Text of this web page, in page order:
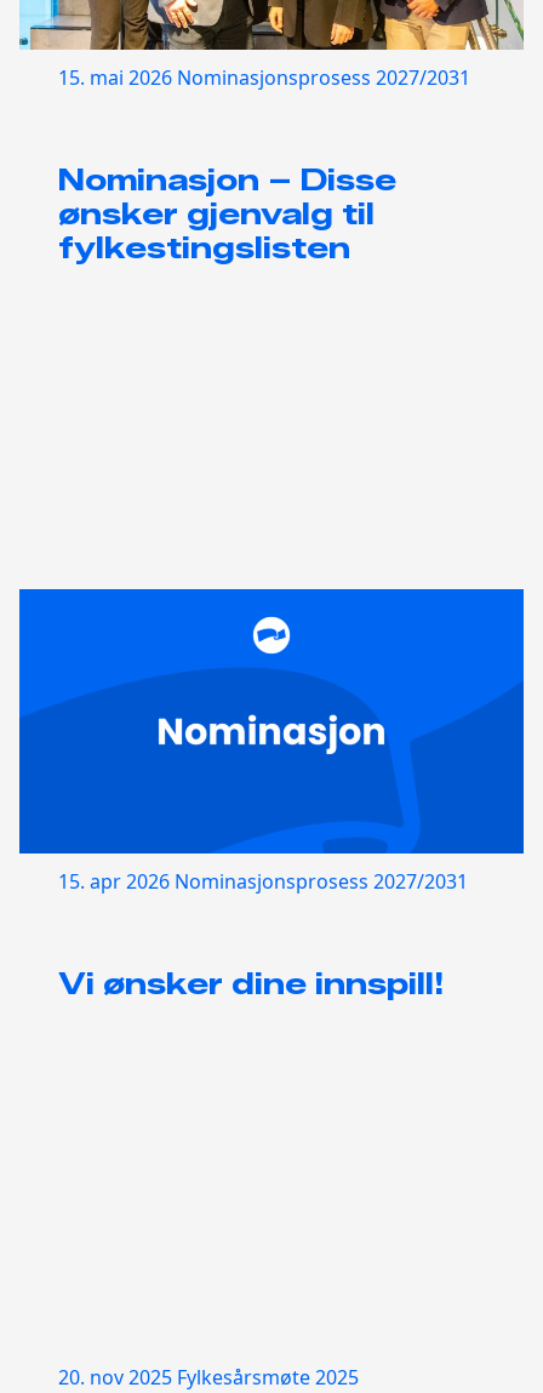
15. mai 2026 Nominasjonsprosess 2027/2031
Nominasjon – Disse
ønsker gjenvalg til
fylkestingslisten
15. apr 2026 Nominasjonsprosess 2027/2031
Vi ønsker dine innspill!
20. nov 2025 Fylkesårsmøte 2025